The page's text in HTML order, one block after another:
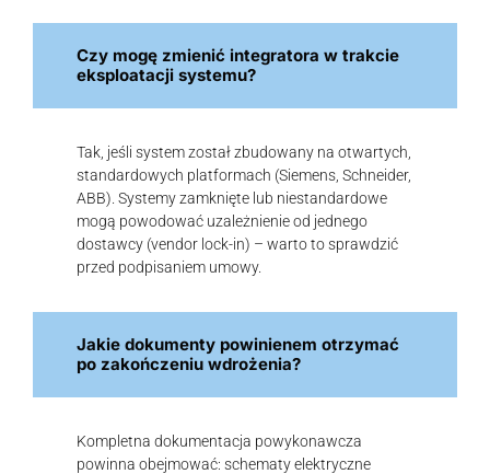
Czy mogę zmienić integratora w trakcie
eksploatacji systemu?
Tak, jeśli system został zbudowany na otwartych,
standardowych platformach (Siemens, Schneider,
ABB). Systemy zamknięte lub niestandardowe
mogą powodować uzależnienie od jednego
dostawcy (vendor lock-in) – warto to sprawdzić
przed podpisaniem umowy.
Jakie dokumenty powinienem otrzymać
po zakończeniu wdrożenia?
Kompletna dokumentacja powykonawcza
powinna obejmować: schematy elektryczne